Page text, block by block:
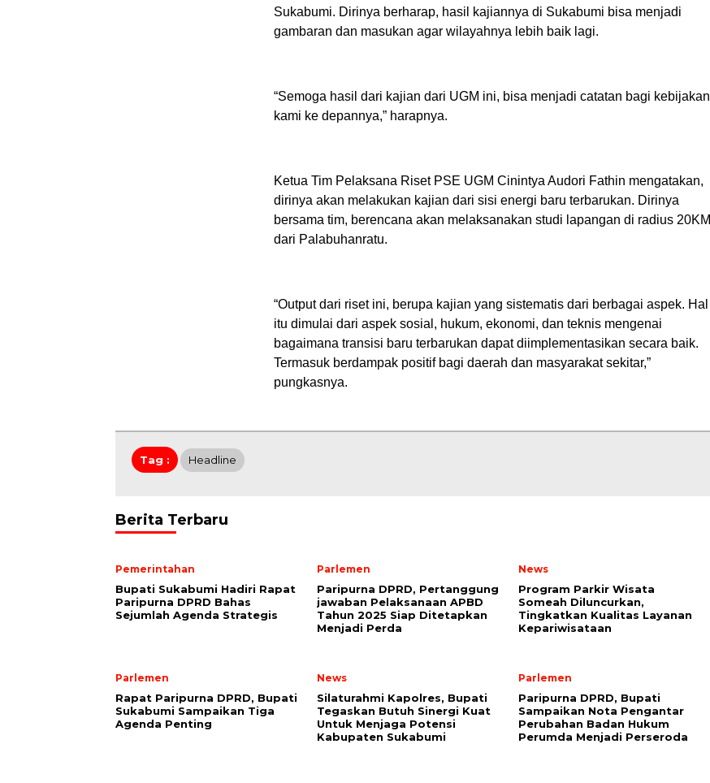
Sukabumi. Dirinya berharap, hasil kajiannya di Sukabumi bisa menjadi
gambaran dan masukan agar wilayahnya lebih baik lagi.
“Semoga hasil dari kajian dari UGM ini, bisa menjadi catatan bagi kebijakan
kami ke depannya,” harapnya.
Ketua Tim Pelaksana Riset PSE UGM Cinintya Audori Fathin mengatakan,
dirinya akan melakukan kajian dari sisi energi baru terbarukan. Dirinya
bersama tim, berencana akan melaksanakan studi lapangan di radius 20KM
dari Palabuhanratu.
“Output dari riset ini, berupa kajian yang sistematis dari berbagai aspek. Hal
itu dimulai dari aspek sosial, hukum, ekonomi, dan teknis mengenai
bagaimana transisi baru terbarukan dapat diimplementasikan secara baik.
Termasuk berdampak positif bagi daerah dan masyarakat sekitar,”
pungkasnya.
Tag : Headline
Berita Terbaru
Pemerintahan
Bupati Sukabumi Hadiri Rapat
Paripurna DPRD Bahas
Sejumlah Agenda Strategis
Parlemen
Paripurna DPRD, Pertanggung
jawaban Pelaksanaan APBD
Tahun 2025 Siap Ditetapkan
Menjadi Perda
News
Program Parkir Wisata
Someah Diluncurkan,
Tingkatkan Kualitas Layanan
Kepariwisataan
Parlemen
Rapat Paripurna DPRD, Bupati
Sukabumi Sampaikan Tiga
Agenda Penting
News
Silaturahmi Kapolres, Bupati
Tegaskan Butuh Sinergi Kuat
Untuk Menjaga Potensi
Kabupaten Sukabumi
Parlemen
Paripurna DPRD, Bupati
Sampaikan Nota Pengantar
Perubahan Badan Hukum
Perumda Menjadi Perseroda